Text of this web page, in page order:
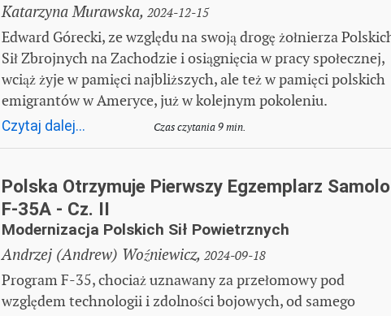
Katarzyna Murawska, 2024-12-15
Edward Górecki, ze względu na swoją drogę żołnierza
Sił Zbrojnych na Zachodzie i osiągnięcia w pracy społecznej,
wciąż żyje w pamięci najbliższych, ale też w pamięci polskich
emigrantów w Ameryce, już w kolejnym pokoleniu.
Czytaj dalej... Czas czytania 9 min.
Polska Otrzymuje Pierwszy Egzemplarz
F-35A - Cz. II
Modernizacja Polskich Sił Powietrznych
Andrzej (Andrew) Woźniewicz, 2024-09-18
Program F-35, chociaż uznawany za przełomowy pod
względem technologii i zdolności bojowych, od samego